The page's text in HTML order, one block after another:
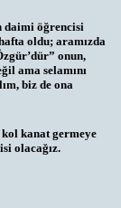
daimi öğrencisi
oldu; aramızda
onun,
ama selamını
biz de ona
kanat germeye
olacağız.